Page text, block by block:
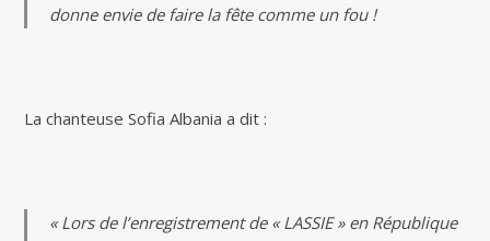
donne envie de faire la fête comme un fou !
La chanteuse Sofia Albania a dit :
« Lors de l’enregistrement de « LASSIE » en République